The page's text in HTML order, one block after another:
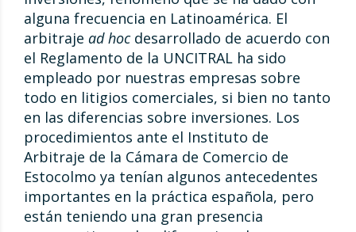
alguna frecuencia en Latinoamérica. El
arbitraje ad hocdesarrollado de acuerdo con
el Reglamento de la UNCITRAL ha sido
empleado por nuestras empresas sobre
todo en litigios comerciales, si bien no tanto
en las diferencias sobre inversiones. Los
procedimientos ante el Instituto de
Arbitraje de la Cámara de Comercio de
Estocolmo ya tenían algunos antecedentes
importantes en la práctica española, pero
están teniendo una gran presencia